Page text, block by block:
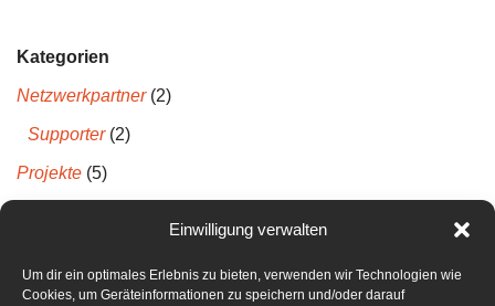
Einwilligung verwalten
Um dir ein optimales Erlebnis zu bieten, verwenden wir Technologien wie
Cookies, um Geräteinformationen zu speichern und/oder darauf
Kategorien
Netzwerkpartner(2)
Supporter(2)
Projekte (5)
Neueste Kommentare